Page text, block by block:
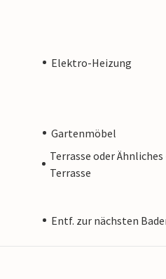
Elektro-Heizung
Gartenmöbel
Terrasse oder
Terrasse
Entf. zur nächsten